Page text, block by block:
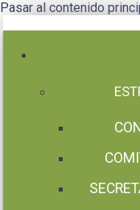
Pasar al contenido